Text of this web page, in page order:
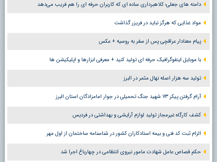
دامنه های جعلی؛ کلاهبرداری ساده ای که کاربران حرفه ای را هم فریب می‌دهد
مواد غذایی که هرگز نباید در فریزر گذاشت
پیام معنادار عراقچی پس از سفر به روسیه + عکس
با موبایل اینفوگرافیک حرفه ای تولید کنید + معرفی ابزارها و اپلیکیشن ها
تولید سه هزار اصله نهال مثمر در البرز
آرام گرفتن پیکر ۷۳ شهید جنگ تحمیلی در جوار امامزادگان استان البرز
کشف کارگاه غیرمجاز تولید لوازم آرایشی و بهداشتی در فردیس
الزام ثبت کد فنی و بیمه استادکاران کشور در شناسنامه ساختمان از اول مهر
حکم قصاص عامل شهادت مامور نیروی انتظامی در چهارباغ اجرا شد